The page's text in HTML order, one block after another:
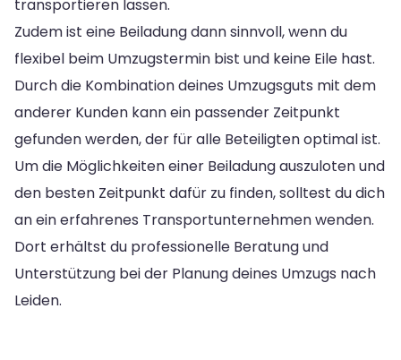
transportieren lassen.
Zudem ist eine Beiladung dann sinnvoll, wenn du
flexibel beim Umzugstermin bist und keine Eile hast.
Durch die Kombination deines Umzugsguts mit dem
anderer Kunden kann ein passender Zeitpunkt
gefunden werden, der für alle Beteiligten optimal ist.
Um die Möglichkeiten einer Beiladung auszuloten und
den besten Zeitpunkt dafür zu finden, solltest du dich
an ein erfahrenes Transportunternehmen wenden.
Dort erhältst du professionelle Beratung und
Unterstützung bei der Planung deines Umzugs nach
Leiden.